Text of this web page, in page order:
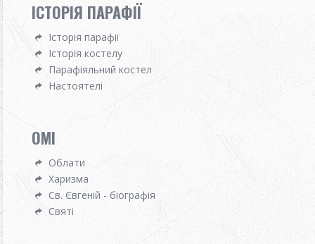
ІСТОРІЯ ПАРАФІЇ
Історія парафії
Історія костелу
Парафіяльний костел
Настоятелі
OMI
Облати
Харизма
Св. Євгеній - біографія
Святі